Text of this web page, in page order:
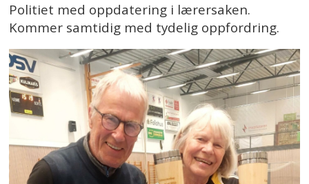
Politiet med oppdatering i lærersaken.
Kommer samtidig med tydelig oppfordring.